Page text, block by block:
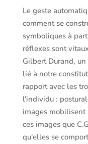
Le geste
comment se
symboliques à
réflexes sont
Gilbert Durand,
lié à notre
rapport avec les
l'individu :
images mobilisent
ces images que
qu'elles se